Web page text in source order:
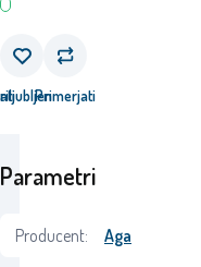
Primerjati
Parametri
Producent:
Aga